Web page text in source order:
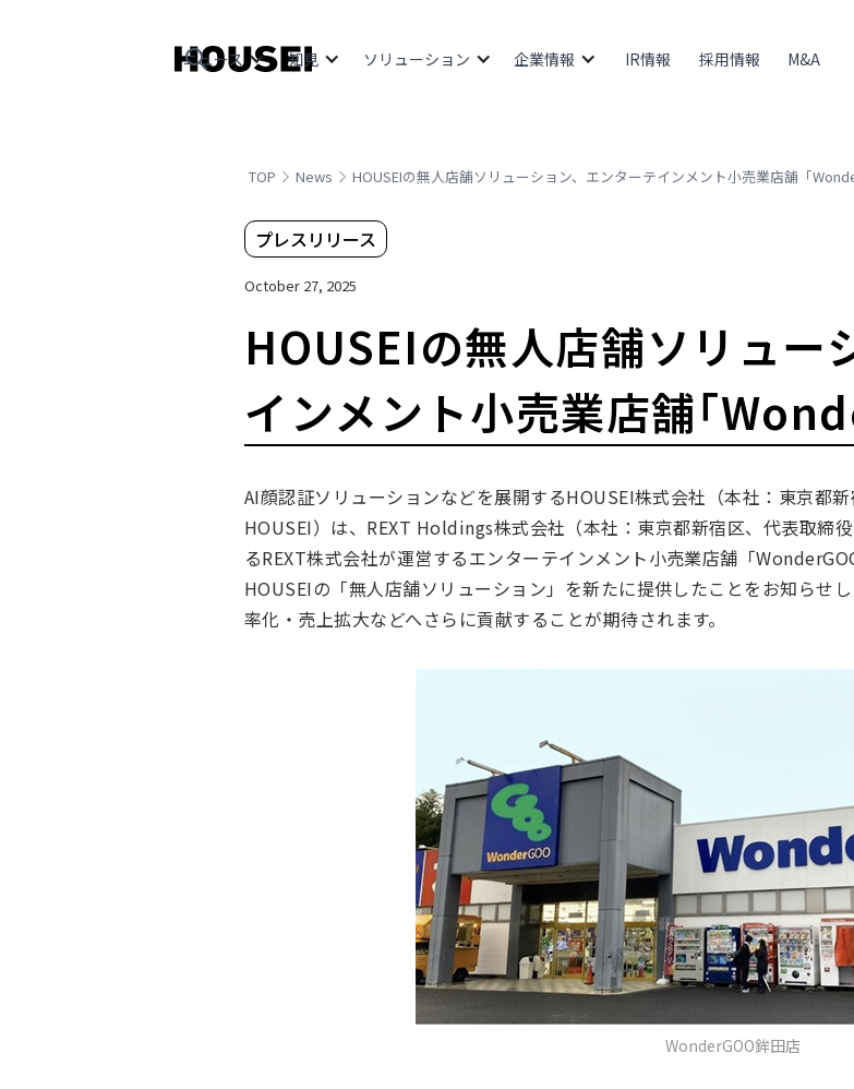
ニュース 知見 ソリューション 企業情報 IR情報 採用情報 M&A
TOP News HOUSEIの無人店舗ソリューション、エンターテインメント小売業店舗「
プレスリリース
October 27, 2025
HOUSEIの無人店舗ソリュー
インメント小売業店舗「
AI顔認証ソリューションなどを展開するHOUSEI株式会社（本社：東京都
HOUSEI）は、REXT Holdings株式会社（本社：東京都新宿区、代表取締
るREXT株式会社が運営するエンターテインメント小売業店舗「
HOUSEIの「無人店舗ソリューション」を新たに提供したことをお知らせ
率化・売上拡大などへさらに貢献することが期待されます。
WonderGOO鉾田店